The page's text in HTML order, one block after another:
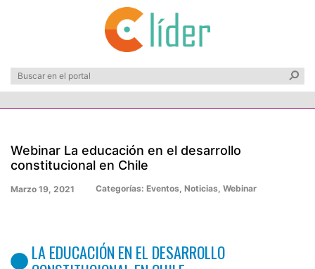
Webinar La educación en el desarrollo
constitucional en Chile
Marzo 19, 2021 Categorías: Eventos Noticias Webinar
LA EDUCACIÓN EN EL DESARROLLO